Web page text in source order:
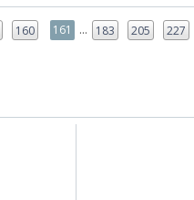
160 161 ... 183 205 227